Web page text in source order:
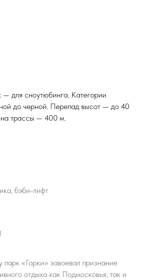
— для сноутюбинга. Категории
до черной. Перепад высот — до 40
трассы — 400 м.
бэби-лифт
парк «Горки» завоевал признание
отдыха как Подмосковья, так и